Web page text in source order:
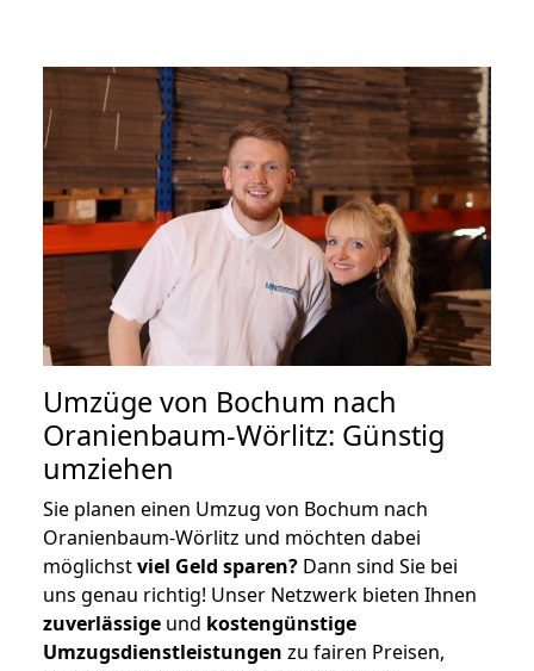
Umzüge von Bochum nach
Oranienbaum-Wörlitz: Günstig
umziehen
Sie planen einen Umzug von Bochum nach
Oranienbaum-Wörlitz und möchten dabei
möglichstviel Geld sparen? Dann sind Sie bei
uns genau richtig! Unser Netzwerk bieten Ihnen
zuverlässige und kostengünstige
Umzugsdienstleistungen zu fairen Preisen,